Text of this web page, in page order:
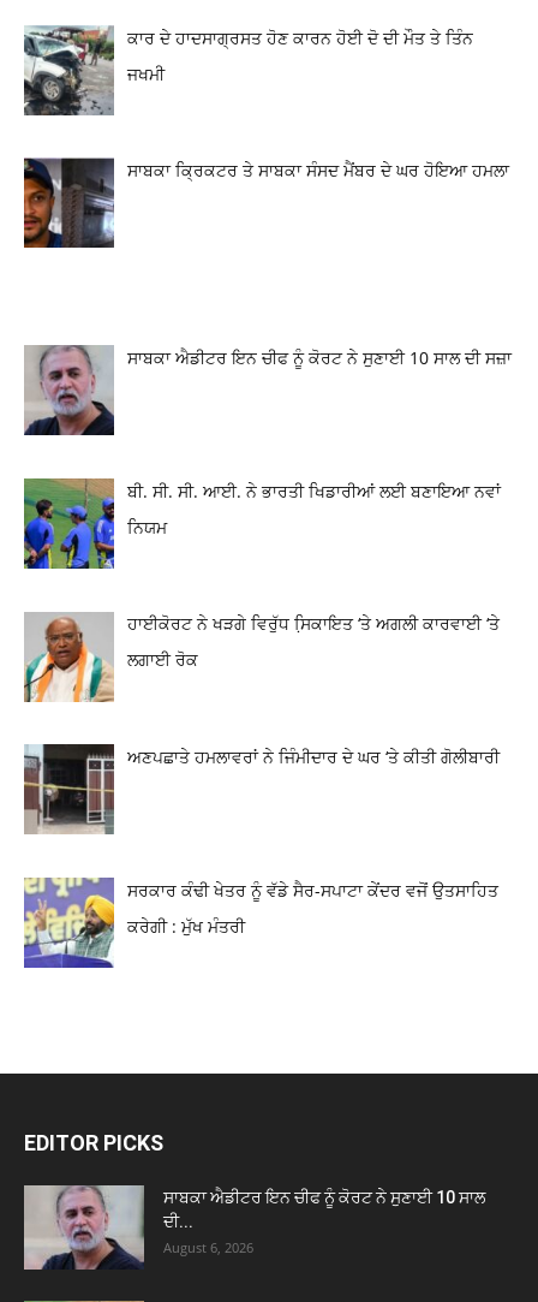
ਕਾਰ ਦੇ ਹਾਦਸਾਗ੍ਰਸਤ ਹੋਣ ਕਾਰਨ ਹੋਈ ਦੋ ਦੀ ਮੌਤ ਤੇ ਤਿੰਨ
ਜਖਮੀ
ਸਾਬਕਾ ਕ੍ਰਿਕਟਰ ਤੇ ਸਾਬਕਾ ਸੰਸਦ ਮੈਂਬਰ ਦੇ ਘਰ ਹੋਇਆ ਹਮਲਾ
ਸਾਬਕਾ ਐਡੀਟਰ ਇਨ ਚੀਫ ਨੂੰ ਕੋਰਟ ਨੇ ਸੁਣਾਈ 10 ਸਾਲ ਦੀ ਸਜ਼ਾ
ਬੀ. ਸੀ. ਸੀ. ਆਈ. ਨੇ ਭਾਰਤੀ ਖਿਡਾਰੀਆਂ ਲਈ ਬਣਾਇਆ ਨਵਾਂ
ਨਿਯਮ
ਹਾਈਕੋਰਟ ਨੇ ਖੜਗੇ ਵਿਰੁੱਧ ਸਿ਼ਕਾਇਤ ‘ਤੇ ਅਗਲੀ ਕਾਰਵਾਈ ‘ਤੇ
ਲਗਾਈ ਰੋਕ
ਅਣਪਛਾਤੇ ਹਮਲਾਵਰਾਂ ਨੇ ਜਿੰਮੀਦਾਰ ਦੇ ਘਰ ‘ਤੇ ਕੀਤੀ ਗੋਲੀਬਾਰੀ
ਸਰਕਾਰ ਕੰਢੀ ਖੇਤਰ ਨੂੰ ਵੱਡੇ ਸੈਰ-ਸਪਾਟਾ ਕੇਂਦਰ ਵਜੋਂ ਉਤਸਾਹਿਤ
ਕਰੇਗੀ : ਮੁੱਖ ਮੰਤਰੀ
EDITOR PICKS
ਸਾਬਕਾ ਐਡੀਟਰ ਇਨ ਚੀਫ ਨੂੰ ਕੋਰਟ ਨੇ ਸੁਣਾਈ 10 ਸਾਲ
ਦੀ...
August 6, 2026